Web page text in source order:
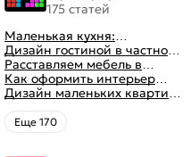
175 статей
Маленькая кухня:
планировка, стили, цвет и
рисунок, реальные фото
Дизайн гостиной в частном
доме: 50 вариантов с фото
Расставляем мебель в
гостиной: главные правила
рациональной планировки
Как оформить интерьер
однокомнатной квартиры:
47 классных идей с фото
Дизайн маленьких квартир:
10 идей для дизайна
интерьера с фото
Eще 170